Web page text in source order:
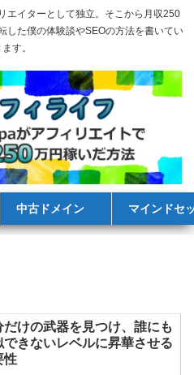
エイターとして独立。そこから月収250
した僕の体験談やSEOの方法を書いてい
ます。
中古ドメイン マインドセ
だけの武器を見つけ、誰にも
できないレベルに昇華させる
性